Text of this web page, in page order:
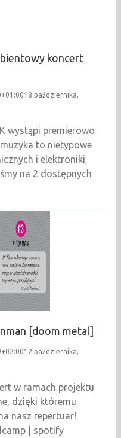
koncert
18 października,
wystąpi premierowo
to nietypowe
i elektroniki,
na 2 dostępnych
[doom metal]
12 października,
w ramach projektu
dzięki któremu
nasz repertuar!
| spotify